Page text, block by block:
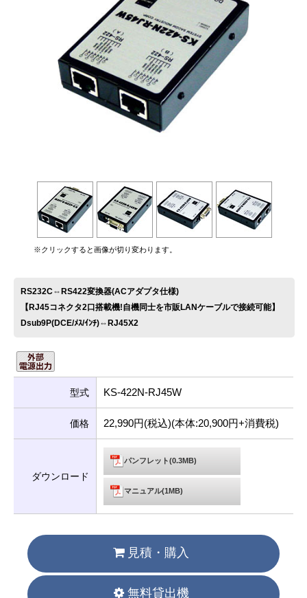
会社情報
お問い合わせ
※クリックすると画像が切り変わります。
RS232C⇔RS422変換器(ACアダプタ仕様)
【RJ45コネクタ2口搭載機!自機同士を市販LANケーブルで接続可能】
Dsub9P(DCE/ﾒｽ/ｲﾝﾁ)⇔RJ45X2
型式 KS-422N-RJ45W
価格 22,990円(税込)(本体:20,900円+消費税)
ダウンロード
パンフレット(0.3MB)
マニュアル(1MB)
見積・購入
無料貸出機